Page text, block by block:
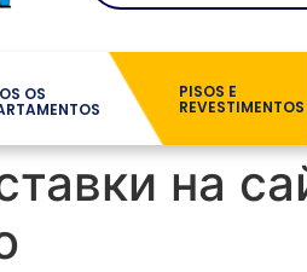
OS PISOS E
REVESTIMENTOS
на